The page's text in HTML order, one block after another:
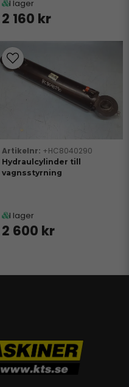
I lager
2 160 kr
+HC8040290
Hydraulcylinder till
vagnsstyrning
I lager
2 600 kr